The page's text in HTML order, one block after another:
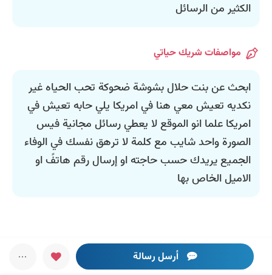
الكثير من الرسائل
مواصفات شريك حياتي
ابحث عن بنت حلال بشوشة ضحوكة تحب الحياه غير
نكديه تعيش معي هنا في امريكا يلي حابه تعيش في
امريكا علما انو الموقع لا يعطي رسائل مجانية فيس
الصورة واحد شايب مع كلمة لا ترهق نفسك في الوفاء
الجميع يريدك حسب حاجته او إرسال رقم هاتفً او
الاميل الخاص بها
أرسل رسالة